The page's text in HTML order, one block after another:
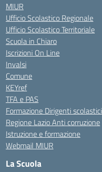
MIUR
Ufficio Scolastico Regionale
Ufficio Scolastico Territoriale
Scuola in Chiaro
Iscrizioni On Line
Invalsi
Comune
KEYref
TFA e PAS
Formazione Dirigenti scolastici
Regione Lazio Anti corruzione
Istruzione e formazione
Webmail MIUR
La Scuola